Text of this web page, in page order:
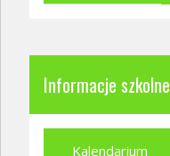
Informacje szkolne
Kalendarium